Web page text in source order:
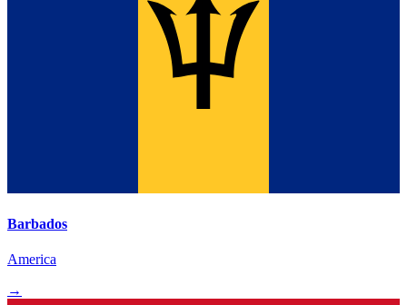
Barbados
America
→